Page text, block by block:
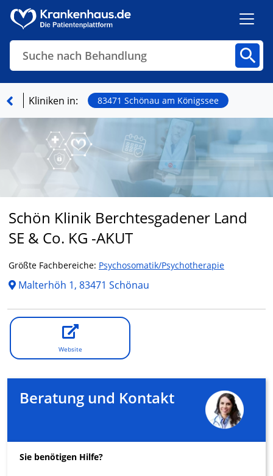
Suche nach Behandlung
Finden
Kliniken in: 83471 Schönau am Königssee
Schön Klinik Berchtesgadener Land
SE & Co. KG -AKUT
Größte Fachbereiche: Psychosomatik/Psychotherapie
Malterhöh 1, 83471 Schönau
Website
Beratung und Kontakt
Sie benötigen Hilfe?